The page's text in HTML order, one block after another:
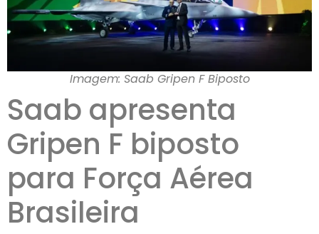
Imagem: Saab Gripen F Biposto
Saab apresenta
Gripen F biposto
para Força Aérea
Brasileira